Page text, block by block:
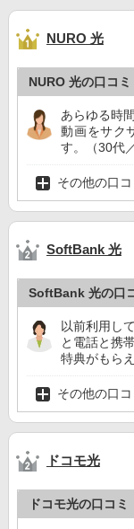
NURO 光
NURO 光の口コミ
あらゆる時
動画をサク
す。（30代
その他の口
SoftBank 光
SoftBank 光の口
以前利用し
と電話と携
特典がもら
その他の口
ドコモ光
ドコモ光の口コミ